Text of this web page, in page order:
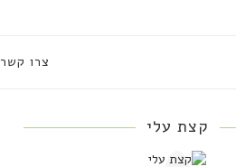
צרו קשר
קצת עלי